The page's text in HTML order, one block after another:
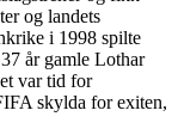
og landets
i 1998 spilte
år gamle Lothar
var tid for
skylda for exiten,